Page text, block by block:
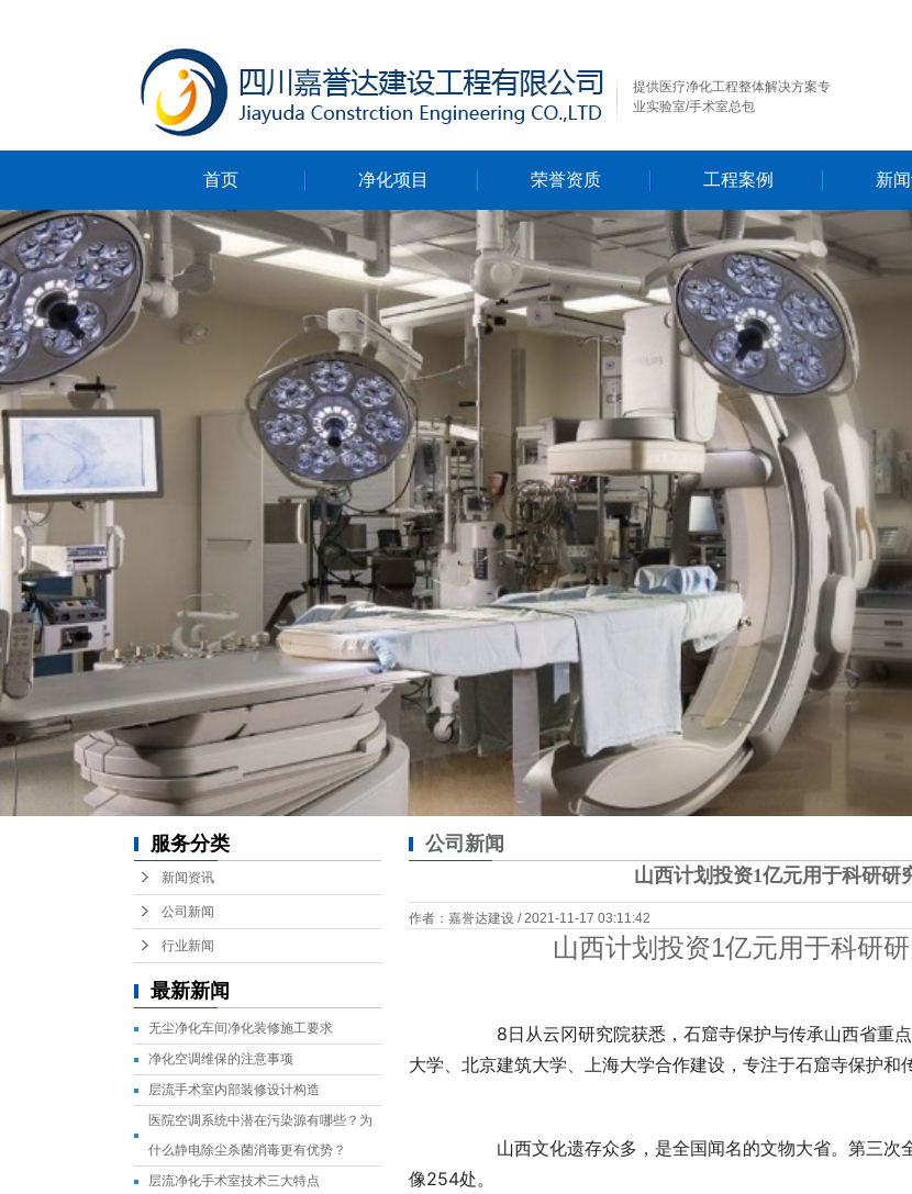
提供医疗净化工程整体解决方案专
业实验室/手术室总包
首页 净化项目
净化无尘车间
净化ICU病房
净化手术室
净化实验室
荣誉资质 工程案例 新
行
公司
公司新闻
山西计划投资1亿元用于科研研
作者：嘉誉达建设 / 2021-11-17 03:11:42
山西计划投资1亿元用于科研
		8日从云冈研究院获悉，石窟寺保护与传承山西省重点
大学、北京建筑大学、上海大学合作建设，专注于石窟寺保护和
像254处。
服务分类
新闻资讯
公司新闻
行业新闻
最新新闻
无尘净化车间净化装修施工要求
净化空调维保的注意事项
层流手术室内部装修设计构造
医院空调系统中潜在污染源有哪些？为
什么静电除尘杀菌消毒更有优势？
层流净化手术室技术三大特点